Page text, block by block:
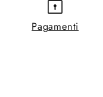
Pagamenti